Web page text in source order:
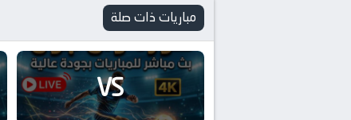
مباريات ذات صلة
VS